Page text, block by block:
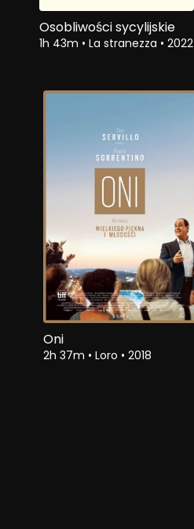
Osobliwości sycylijskie
1h 43m • La stranezza • 2022
Oni
2h 37m • Loro • 2018